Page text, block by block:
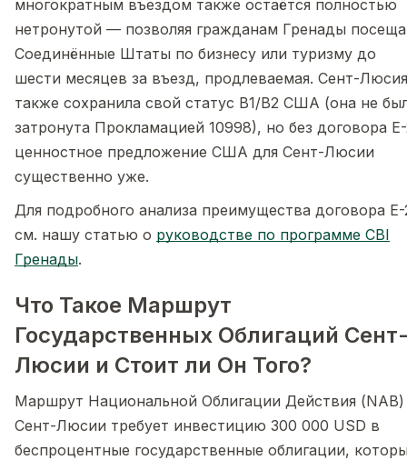
многократным въездом также остаётся полностью
нетронутой — позволяя гражданам Гренады
Соединённые Штаты по бизнесу или туризму до
шести месяцев за въезд, продлеваемая. Сент-Люсия
также сохранила свой статус B1/B2 США (она не
затронута Прокламацией 10998), но без договора
ценностное предложение США для Сент-Люсии
существенно уже.
Для подробного анализа преимущества договора E-
см. нашу статью о руководстве по программе CBI
Гренады.
Что Такое Маршрут
Государственных Облигаций
Люсии и Стоит ли Он Того?
Маршрут Национальной Облигации Действия (NAB)
Сент-Люсии требует инвестицию 300 000 USD в
беспроцентные государственные облигации,